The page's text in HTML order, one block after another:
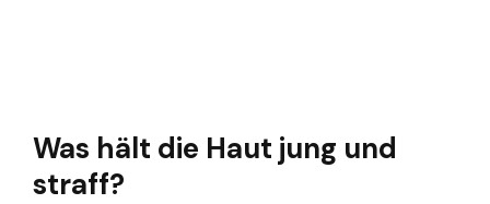
Was hält die Haut jung und
straff?